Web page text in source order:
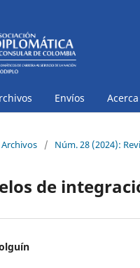
Envíos
Archivos / Núm. 28 (2024):
de